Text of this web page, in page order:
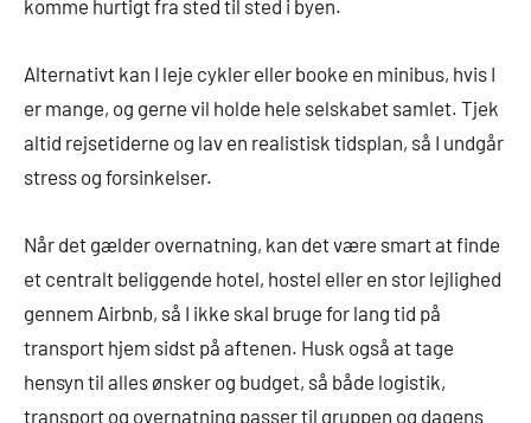
komme hurtigt fra sted til sted i byen.
Alternativt kan I leje cykler eller booke en minibus, hvis I
er mange, og gerne vil holde hele selskabet samlet. Tjek
altid rejsetiderne og lav en realistisk tidsplan, så I undgår
stress og forsinkelser.
Når det gælder overnatning, kan det være smart at finde
et centralt beliggende hotel, hostel eller en stor lejlighed
gennem Airbnb, så I ikke skal bruge for lang tid på
transport hjem sidst på aftenen. Husk også at tage
hensyn til alles ønsker og budget, så både logistik,
transport og overnatning passer til gruppen og dagens